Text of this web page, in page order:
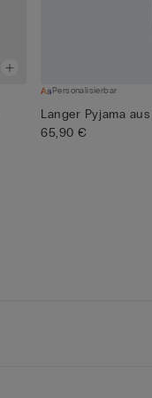
Personalisierbar
Langer Pyjama
65,90 €